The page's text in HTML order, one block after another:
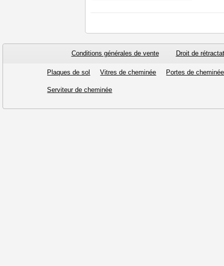
Conditions générales de vente Droit de
Plaques de sol Vitres de cheminée Portes de cheminée
Serviteur de cheminée